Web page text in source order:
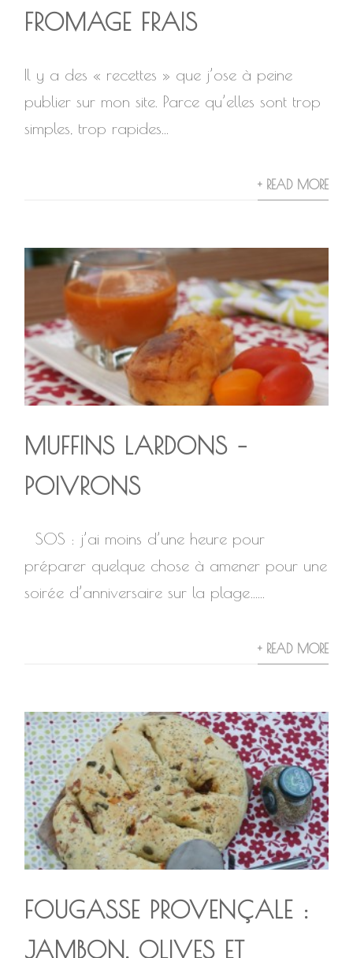
FROMAGE FRAIS
Il y a des « recettes » que j’ose à peine
publier sur mon site. Parce qu’elles sont trop
simples, trop rapides...
+ READ MORE
MUFFINS LARDONS –
POIVRONS
SOS : j’ai moins d’une heure pour
préparer quelque chose à amener pour une
soirée d’anniversaire sur la plage…...
+ READ MORE
FOUGASSE PROVENÇALE :
JAMBON, OLIVES ET